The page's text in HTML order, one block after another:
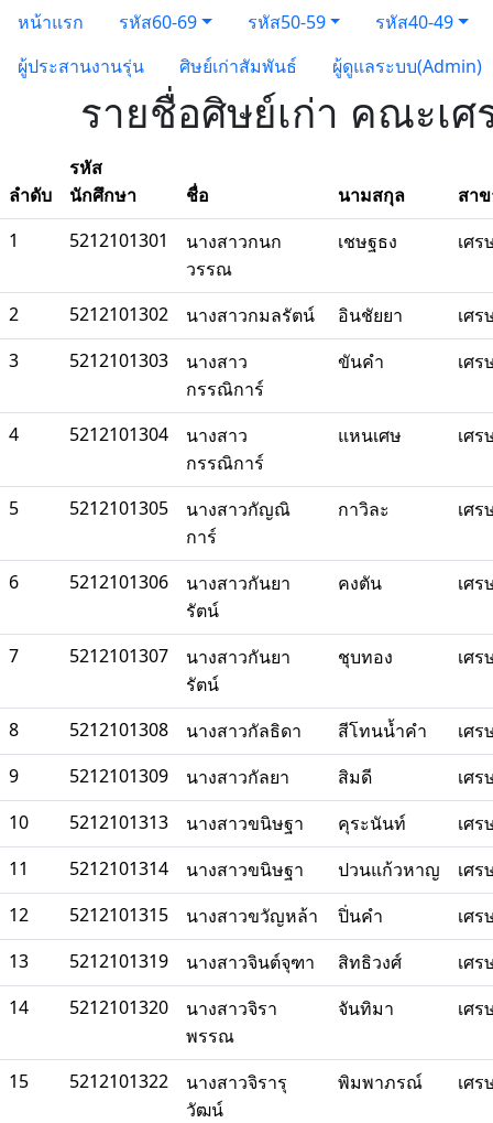
หน้าแรก รหัส60-69 รหัส50-59
รหัส40-49
ผู้ประสานงานรุ่น
ศิษย์เก่าสัมพันธ์ ผู้ดูแลระบบ(Admin)
รายชื่อศิษย์เก่า คณะเ
ลำดับ
รหัส
นักศึกษา
ชื่อ นามสกุล
สา
1
5212101301
นางสาวกนก
วรรณ
เชษฐธง เศ
2 5212101302 นางสาวกมลรัตน์ อินชัยยา
เศ
3
5212101303
นางสาว
กรรณิการ์
ขันคำ เศ
4 5212101304
นางสาว
กรรณิการ์
แหนเศษ เศ
5 5212101305
นางสาวกัญณิ
การ์
กาวิละ เศ
6 5212101306
นางสาวกันยา
รัตน์
คงตัน เศ
7 5212101307
นางสาวกันยา
รัตน์
ชุบทอง เศ
8 5212101308 นางสาวกัลธิดา สีโทนน้ำคำ
เศ
9
5212101309 นางสาวกัลยา สิมดี
เศ
10
5212101313 นางสาวขนิษฐา คุระนันท์
เศ
11
5212101314 นางสาวขนิษฐา ปวนแก้วหาญ
เศ
12
5212101315 นางสาวขวัญหล้า ปิ่นคำ
เศ
13
5212101319 นางสาวจินต์จุฑา สิทธิวงศ์
เศ
14
5212101320
นางสาวจิรา
พรรณ
จันทิมา เศ
15 5212101322
นางสาวจิรารุ
วัฒน์
พิมพาภรณ์ เศ